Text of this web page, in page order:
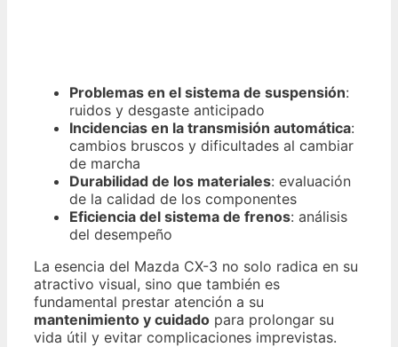
Problemas en el sistema de suspensión:
ruidos y desgaste anticipado
Incidencias en la transmisión automática:
cambios bruscos y dificultades al cambiar
de marcha
Durabilidad de los materiales: evaluación
de la calidad de los componentes
Eficiencia del sistema de frenos: análisis
del desempeño
La esencia del Mazda CX-3 no solo radica en su
atractivo visual, sino que también es
fundamental prestar atención a su
mantenimiento y cuidado para prolongar su
vida útil y evitar complicaciones imprevistas.